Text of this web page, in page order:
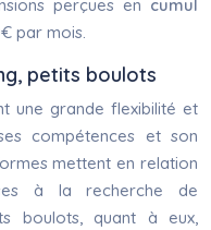
perçues en cumul
par mois.
petits boulots
une grande flexibilité et
compétences et son
mettent en relation
à la recherche de
boulots, quant à eux,